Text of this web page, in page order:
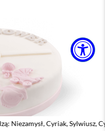
Cyriak, Sylwiusz, Cyryl, Emilian,